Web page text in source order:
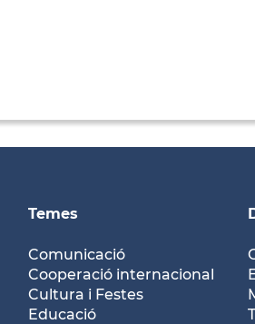
Temes
Comunicació
Cooperació internacional
Cultura i Festes
Educació